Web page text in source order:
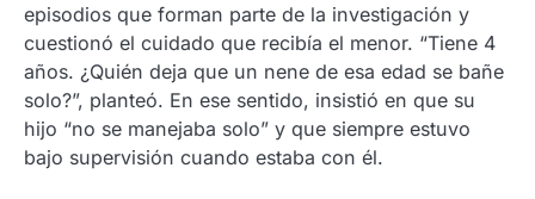
episodios que forman parte de la investigación y
cuestionó el cuidado que recibía el menor. “Tiene 4
años. ¿Quién deja que un nene de esa edad se bañe
solo?”, planteó. En ese sentido, insistió en que su
hijo “no se manejaba solo” y que siempre estuvo
bajo supervisión cuando estaba con él.